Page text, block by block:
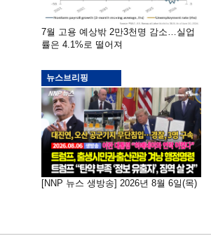
7월 고용 예상밖 2만3천명 감소…실업
률은 4.1%로 떨어져
뉴스브리핑
[NNP 뉴스 생방송] 2026년 8월 6일(목)